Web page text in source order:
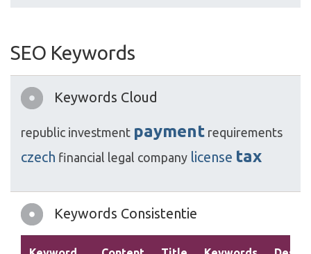
SEO Keywords
Keywords Cloud
republic investment payment requirements
czech financial legal company license tax
Keywords Consistentie